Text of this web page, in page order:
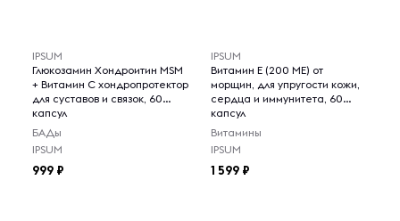
IPSUM
Глюкозамин Хондроитин MSM
+ Витамин C хондропротектор
для суставов и связок, 60
капсул
БАДы
IPSUM
999
IPSUM
Витамин Е (200 МЕ) от
морщин, для упругости кожи,
сердца и иммунитета, 60
капсул
Витамины
IPSUM
1 599